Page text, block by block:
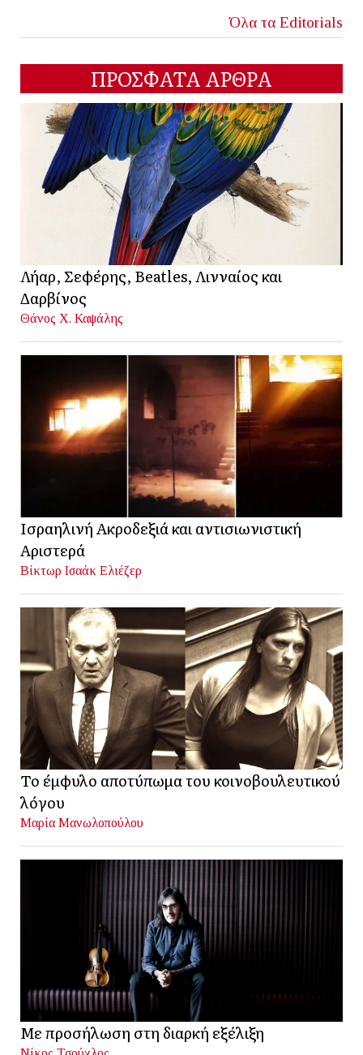
Όλα τα Editorials
ΠΡΟΣΦΑΤΑ ΑΡΘΡΑ
Λήαρ, Σεφέρης, Beatles, Λινναίος και
Δαρβίνος
Θάνος Χ. Καψάλης
Ισραηλινή Ακροδεξιά και αντισιωνιστική
Αριστερά
Βίκτωρ Ισαάκ Ελιέζερ
Το έμφυλο αποτύπωμα του κοινοβουλευτικού
λόγου
Μαρία Μανωλοπούλου
Με προσήλωση στη διαρκή εξέλιξη